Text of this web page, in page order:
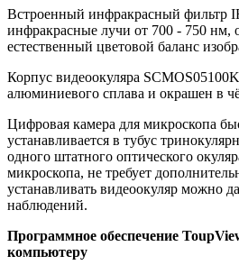
Встроенный инфракрасный фильтр
инфракрасные лучи от 700 - 750 нм,
естественный цветовой баланс
Корпус видеоокуляра
алюминиевого сплава и окрашен в
Цифровая камера для микроскопа
устанавливается в тубус
одного штатного оптического
микроскопа, не требует
устанавливать видеоокуляр можно
наблюдений.
Программное обеспечение
компьютеру